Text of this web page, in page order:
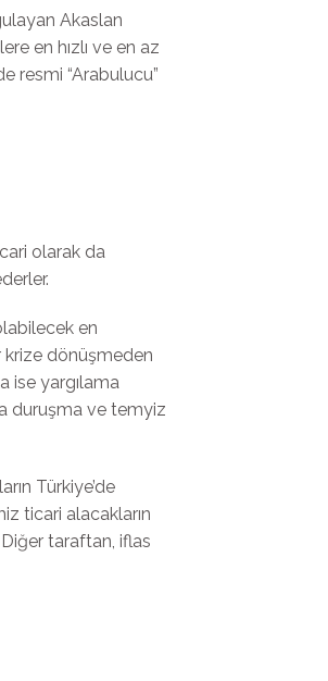
Akaslan
en hızlı ve en az
resmi “Arabulucu”
olarak da
en
krize dönüşmeden
ise yargılama
duruşma ve temyiz
Türkiye’de
ticari alacakların
Diğer taraftan, iflas